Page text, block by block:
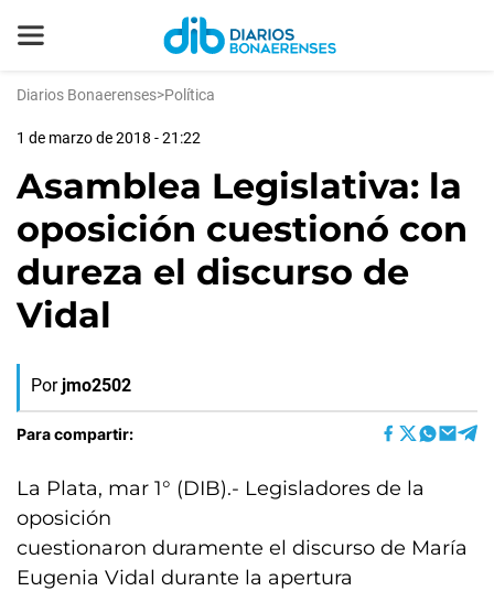
Diarios Bonaerenses>Política
1 de marzo de 2018 - 21:22
Asamblea Legislativa: la
oposición cuestionó con
dureza el discurso de
Vidal
Por jmo2502
Para compartir:
La Plata, mar 1° (DIB).- Legisladores de la
oposición
cuestionaron duramente el discurso de María
Eugenia Vidal durante la apertura